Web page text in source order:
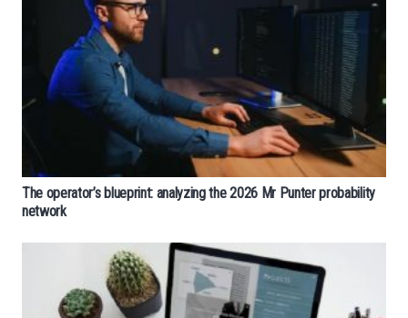
The operator’s blueprint: analyzing the 2026 Mr Punter probability
network